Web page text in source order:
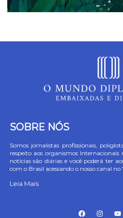
SOBRE NÓS
Somos jornalistas profissionais,
respeito aos organismos Internacionais
notícias são diárias e você poderá ter
com o Brasil acessando o nosso canal no
Leia Mais